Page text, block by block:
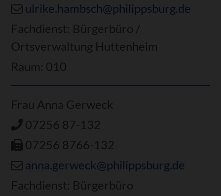
ulrike.hambsch@philippsburg.de
Fachdienst: Bürgerbüro /
Ortsverwaltung Huttenheim
Raum: 010
Frau Anna Gerweck
07256 87-132
07256 8766-132
anna.gerweck@philippsburg.de
Fachdienst: Bürgerbüro